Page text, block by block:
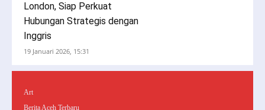
Art
Berita Aceh Terbaru
London, Siap Perkuat
Hubungan Strategis dengan
Inggris
19 Januari 2026, 15:31